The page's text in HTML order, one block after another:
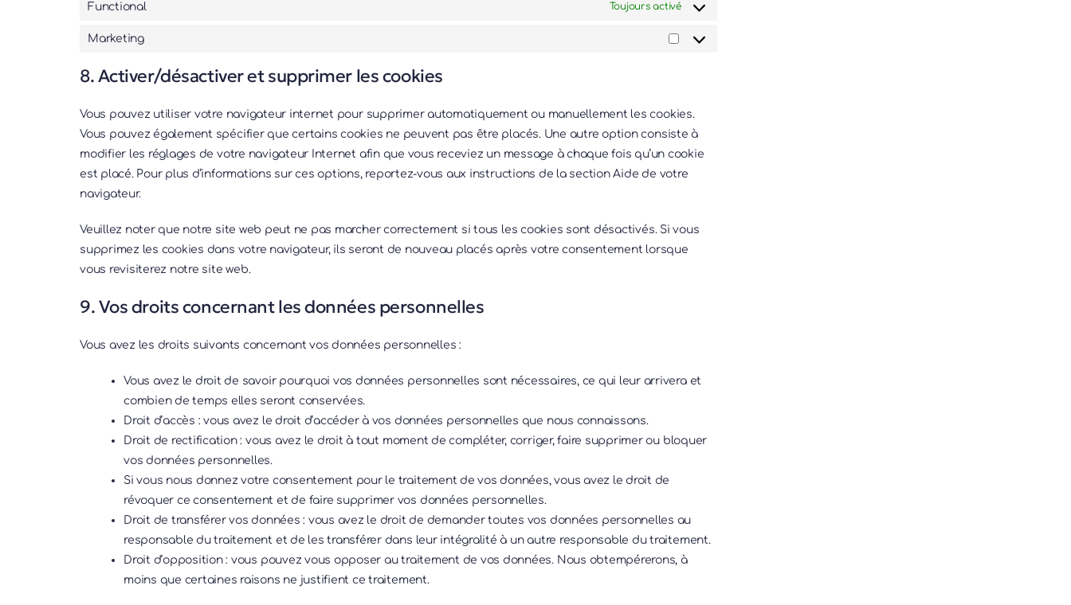
Functional Toujours activé
Marketing
Marketing
8. Activer/désactiver et supprimer les cookies
Vous pouvez utiliser votre navigateur internet pour supprimer automatiquement ou manuellement les cookies.
Vous pouvez également spécifier que certains cookies ne peuvent pas être placés. Une autre option consiste à
modifier les réglages de votre navigateur Internet afin que vous receviez un message à chaque fois qu’un cookie
est placé. Pour plus d’informations sur ces options, reportez-vous aux instructions de la section Aide de votre
navigateur.
Veuillez noter que notre site web peut ne pas marcher correctement si tous les cookies sont désactivés. Si vous
supprimez les cookies dans votre navigateur, ils seront de nouveau placés après votre consentement lorsque
vous revisiterez notre site web.
9. Vos droits concernant les données personnelles
Vous avez les droits suivants concernant vos données personnelles :
Vous avez le droit de savoir pourquoi vos données personnelles sont nécessaires, ce qui leur arrivera et
combien de temps elles seront conservées.
Droit d’accès : vous avez le droit d’accéder à vos données personnelles que nous connaissons.
Droit de rectification : vous avez le droit à tout moment de compléter, corriger, faire supprimer ou bloquer
vos données personnelles.
Si vous nous donnez votre consentement pour le traitement de vos données, vous avez le droit de
révoquer ce consentement et de faire supprimer vos données personnelles.
Droit de transférer vos données : vous avez le droit de demander toutes vos données personnelles au
responsable du traitement et de les transférer dans leur intégralité à un autre responsable du traitement.
Droit d’opposition : vous pouvez vous opposer au traitement de vos données. Nous obtempérerons, à
moins que certaines raisons ne justifient ce traitement.